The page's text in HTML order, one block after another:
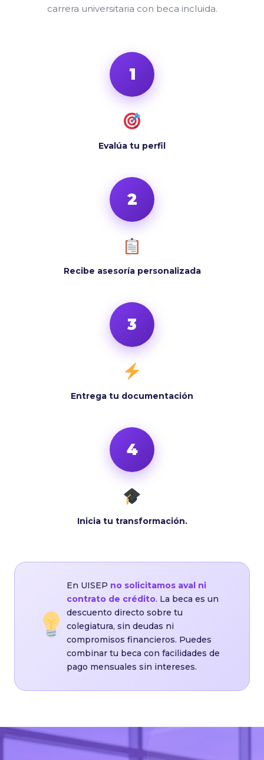
carrera universitaria con beca incluida.
1
Evalúa tu perfil
2
Recibe asesoría personalizada
3
Entrega tu documentación
4
Inicia tu transformación.
En UISEP no solicitamos aval ni
contrato de crédito. La beca es un
descuento directo sobre tu
colegiatura, sin deudas ni
compromisos financieros. Puedes
combinar tu beca con facilidades de
pago mensuales sin intereses.